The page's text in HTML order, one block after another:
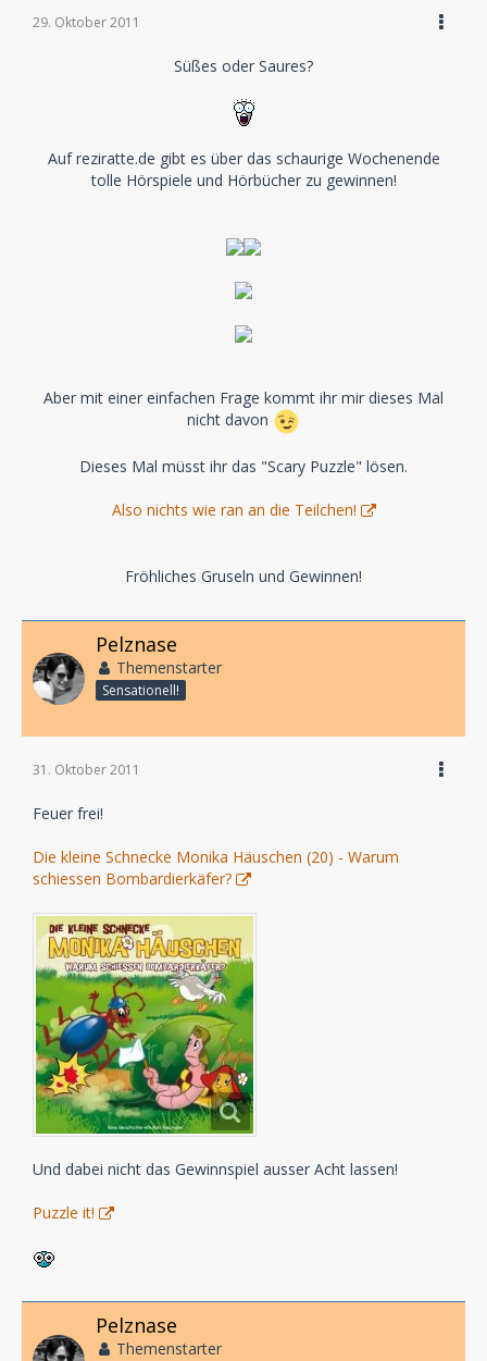
29. Oktober 2011
Süßes oder Saures?
Auf reziratte.de gibt es über das schaurige Wochenende
tolle Hörspiele und Hörbücher zu gewinnen!
Aber mit einer einfachen Frage kommt ihr mir dieses Mal
nicht davon
Dieses Mal müsst ihr das "Scary Puzzle" lösen.
Also nichts wie ran an die Teilchen!
Fröhliches Gruseln und Gewinnen!
Pelznase
Themenstarter
Sensationell!
31. Oktober 2011
Feuer frei!
Die kleine Schnecke Monika Häuschen (20) - Warum
schiessen Bombardierkäfer?
Und dabei nicht das Gewinnspiel ausser Acht lassen!
Puzzle it!
Pelznase
Themenstarter